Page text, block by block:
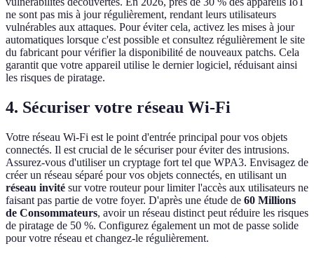
ne sont pas mis à jour régulièrement, rendant leurs utilisateurs
vulnérables aux attaques. Pour éviter cela, activez les mises à jour
automatiques lorsque c'est possible et consultez régulièrement le site
du fabricant pour vérifier la disponibilité de nouveaux patchs. Cela
garantit que votre appareil utilise le dernier logiciel, réduisant ainsi
les risques de piratage.
4. Sécuriser votre réseau Wi-Fi
Votre réseau Wi-Fi est le point d'entrée principal pour vos objets
connectés. Il est crucial de le sécuriser pour éviter des intrusions.
Assurez-vous d'utiliser un cryptage fort tel que WPA3. Envisagez de
créer un réseau séparé pour vos objets connectés, en utilisant un
réseau invité sur votre routeur pour limiter l'accès aux utilisateurs ne
faisant pas partie de votre foyer. D'après une étude de 60 Millions
de Consommateurs, avoir un réseau distinct peut réduire les risques
de piratage de 50 %. Configurez également un mot de passe solide
pour votre réseau et changez-le régulièrement.